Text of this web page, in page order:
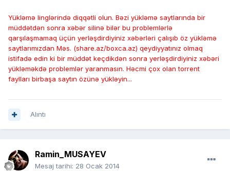
Yükləmə linglərində diqqətli olun. Bəzi yükləmə saytlarında bir
müddətdən sonra xəbər silinə bilər bu problemlərlə
qarşılaşmamaq üçün yerləşdirdiyiniz xəbərləri çalışıb öz yükləmə
saytlarımızdan Məs. (share.az/boxca.az) qeydiyyatınız olmaq
istifadə edin ki bir müddət keçdikdən sonra yerləşdirdiyiniz xəbəri
yükləməkdə problemlər yaranmasın. Həcmi çox olan torrent
faylları birbaşa saytın özünə yükləyin...
Alıntı
Ramin_MUSAYEV
Mesaj tarihi: 28 Ocak 2014